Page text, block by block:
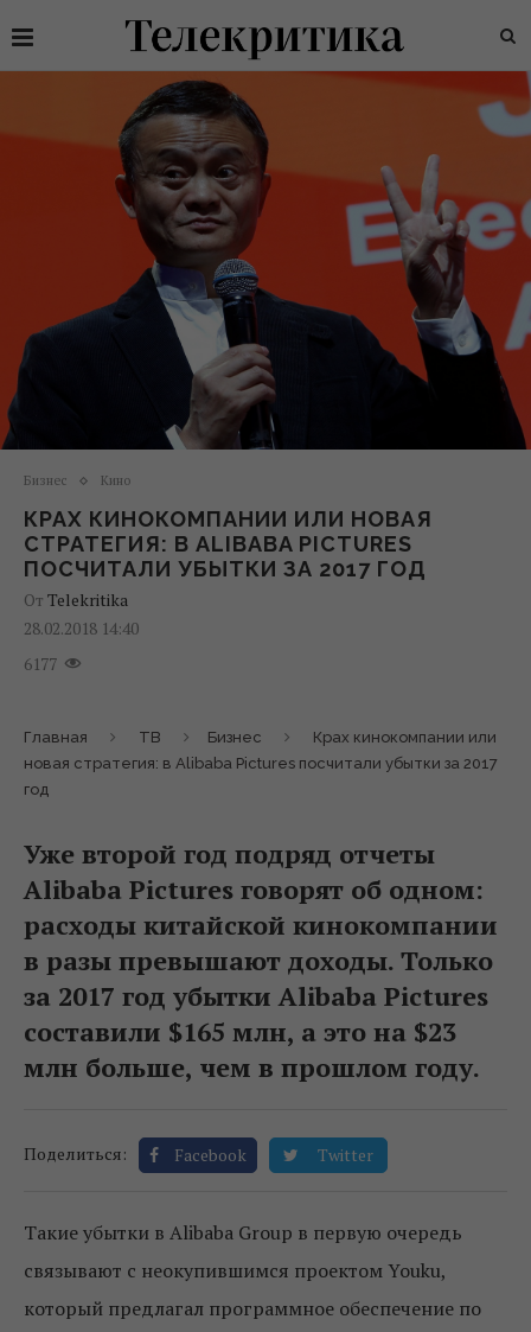
Бизнес Кино
КРАХ КИНОКОМПАНИИ ИЛИ НОВАЯ
СТРАТЕГИЯ: В ALIBABA PICTURES
ПОСЧИТАЛИ УБЫТКИ ЗА 2017 ГОД
От Telekritika
28.02.2018 14:40
6177
Главная ТВ Бизнес
Крах кинокомпании или
новая стратегия: в Alibaba Pictures посчитали убытки за 2017
год
Уже второй год подряд отчеты
Alibaba Pictures говорят об одном:
расходы китайской кинокомпании
в разы превышают доходы. Только
за 2017 год убытки Alibaba Pictures
составили $165 млн, а это на $23
млн больше, чем в прошлом году.
Поделиться: Facebook Twitter
Такие убытки в Alibaba Group в первую очередь
связывают с неокупившимся проектом Youku,
который предлагал программное обеспечение по